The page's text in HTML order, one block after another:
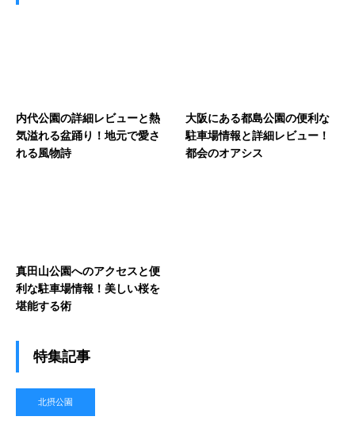
内代公園の詳細レビューと熱
気溢れる盆踊り！地元で愛さ
れる風物詩
大阪にある都島公園の便利な
駐車場情報と詳細レビュー！
都会のオアシス
真田山公園へのアクセスと便
利な駐車場情報！美しい桜を
堪能する術
特集記事
北摂公園